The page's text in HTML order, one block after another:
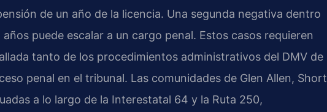
de un año de la licencia. Una segunda negativa dentro
puede escalar a un cargo penal. Estos casos requieren
tanto de los procedimientos administrativos del DMV de
penal en el tribunal. Las comunidades de Glen Allen, Short
a lo largo de la Interestatal 64 y la Ruta 250,